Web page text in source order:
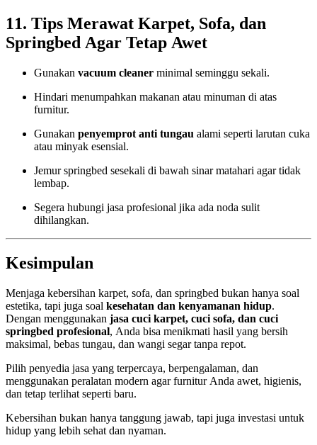
11. Tips Merawat Karpet, Sofa, dan
Springbed Agar Tetap Awet
Gunakan vacuum cleaner minimal seminggu sekali.
Hindari menumpahkan makanan atau minuman di atas
furnitur.
Gunakan penyemprot anti tungau alami seperti larutan cuka
atau minyak esensial.
Jemur springbed sesekali di bawah sinar matahari agar tidak
lembap.
Segera hubungi jasa profesional jika ada noda sulit
dihilangkan.
Kesimpulan
Menjaga kebersihan karpet, sofa, dan springbed bukan hanya soal
estetika, tapi juga soal kesehatan dan kenyamanan hidup.
Dengan menggunakan jasa cuci karpet, cuci sofa, dan cuci
springbed profesional, Anda bisa menikmati hasil yang bersih
maksimal, bebas tungau, dan wangi segar tanpa repot.
Pilih penyedia jasa yang terpercaya, berpengalaman, dan
menggunakan peralatan modern agar furnitur Anda awet, higienis,
dan tetap terlihat seperti baru.
Kebersihan bukan hanya tanggung jawab, tapi juga investasi untuk
hidup yang lebih sehat dan nyaman.